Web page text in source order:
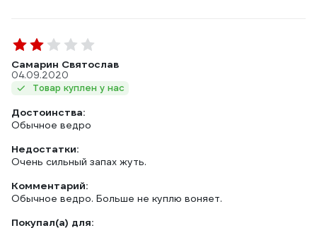
Самарин Святослав
04.09.2020
Товар куплен у нас
Достоинства:
Обычное ведро
Недостатки:
Очень сильный запах жуть.
Комментарий:
Обычное ведро. Больше не куплю воняет.
Покупал(а) для: